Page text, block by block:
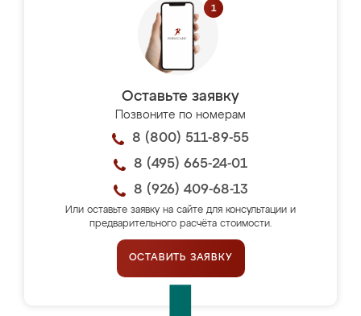
Оставьте заявку
Позвоните по номерам
8 (800) 511-89-55
8 (495) 665-24-01
8 (926) 409-68-13
Или оставьте заявку на сайте для консультации и
предварительного расчёта стоимости.
ОСТАВИТЬ ЗАЯВКУ